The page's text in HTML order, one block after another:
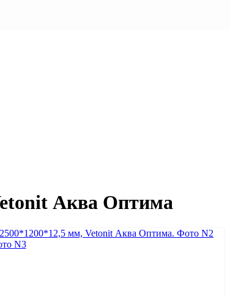
Аква Оптима